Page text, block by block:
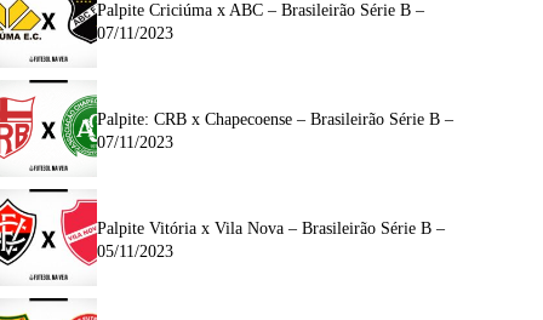
Palpite Criciúma x ABC – Brasileirão Série B –
07/11/2023
Palpite: CRB x Chapecoense – Brasileirão Série B –
07/11/2023
Palpite Vitória x Vila Nova – Brasileirão Série B –
05/11/2023